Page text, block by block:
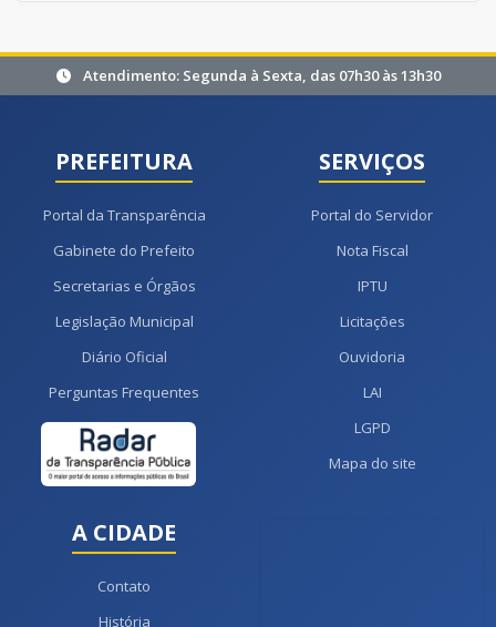
Atendimento: Segunda à Sexta, das 07h30 às 13h30
PREFEITURA
Portal da Transparência
Gabinete do Prefeito
Secretarias e Órgãos
Legislação Municipal
Diário Oficial
Perguntas Frequentes
SERVIÇOS
Portal do Servidor
Nota Fiscal
IPTU
Licitações
Ouvidoria
LAI
LGPD
Mapa do site
A CIDADE
Contato
História